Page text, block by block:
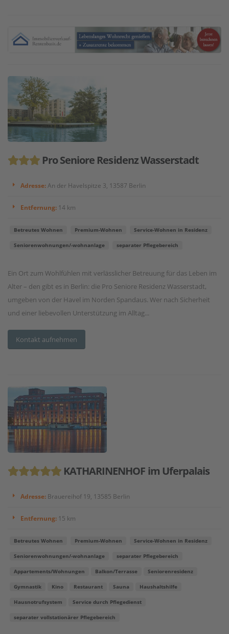
Pro Seniore Residenz Wasserstadt
Adresse: An der Havelspitze 3, 13587 Berlin
Entfernung: 14 km
Betreutes Wohnen Premium-Wohnen Service-Wohnen in Residenz
Seniorenwohnungen/-wohnanlage separater Pflegebereich
Ein Ort zum Wohlfühlen mit verlässlicher Betreuung für das Leben im
Alter – den gibt es in Berlin: die Pro Seniore Residenz Wasserstadt,
umgeben von der Havel im Norden Spandaus. Wer nach Sicherheit
und einer liebevollen Unterstützung im Alltag...
Kontakt aufnehmen
KATHARINENHOF im Uferpalais
Adresse: Brauereihof 19, 13585 Berlin
Entfernung: 15 km
Betreutes Wohnen Premium-Wohnen Service-Wohnen in Residenz
Seniorenwohnungen/-wohnanlage separater Pflegebereich
Appartements/Wohnungen Balkon/Terrasse Seniorenresidenz
Gymnastik Kino Restaurant Sauna Haushaltshilfe
Hausnotrufsystem Service durch Pflegedienst
separater vollstationärer Pflegebereich